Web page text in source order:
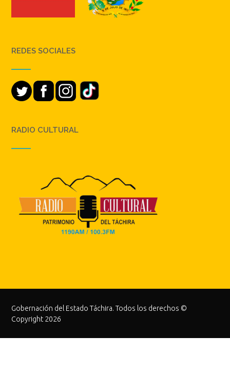
REDES SOCIALES
RADIO CULTURAL
Gobernación del Estado Táchira. Todos los derechos ©
Copyright 2026